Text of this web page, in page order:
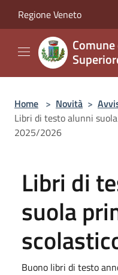
Regione Veneto
Home > Novità >
Libri di testo alunni
2025/2026
Libri di
suola
Buono libri di testo